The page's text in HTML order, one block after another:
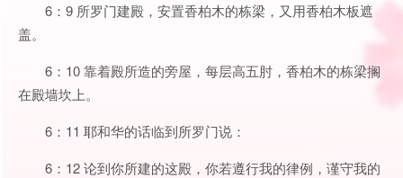
6：9 所罗门建殿，安置香柏木的栋梁，又用香柏木板遮
盖。
6：10 靠着殿所造的旁屋，每层高五肘，香柏木的栋梁搁
在殿墙坎上。
6：11 耶和华的话临到所罗门说：
6：12 论到你所建的这殿，你若遵行我的律例，谨守我的